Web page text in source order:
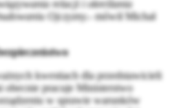
relacji i określania
Ojczyzny.- mówił Michał
kwestiach dla przedstawicieli
pracuje Ministerstwo
w sprawie warunków